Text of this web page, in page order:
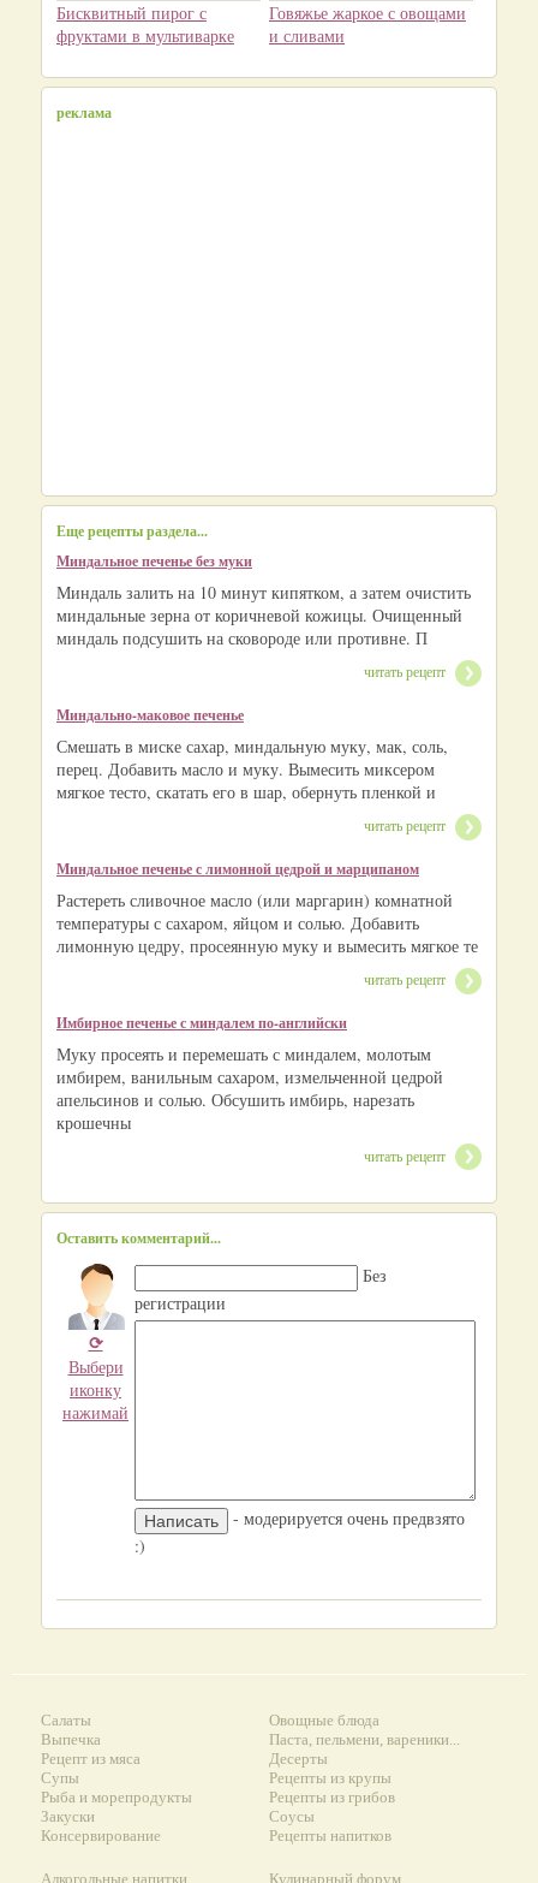
Бисквитный пирог с
фруктами в мультиварке
Говяжье жаркое с овощами
и сливами
реклама
Еще рецепты раздела...
Миндальное печенье без муки
Миндаль залить на 10 минут кипятком, а затем очистить
миндальные зерна от коричневой кожицы. Очищенный
миндаль подсушить на сковороде или противне. П
читать рецепт
Миндально-маковое печенье
Смешать в миске сахар, миндальную муку, мак, соль,
перец. Добавить масло и муку. Вымесить миксером
мягкое тесто, скатать его в шар, обернуть пленкой и
читать рецепт
Миндальное печенье с лимонной цедрой и марципаном
Растереть сливочное масло (или маргарин) комнатной
температуры с сахаром, яйцом и солью. Добавить
лимонную цедру, просеянную муку и вымесить мягкое те
читать рецепт
Имбирное печенье с миндалем по-английски
Муку просеять и перемешать с миндалем, молотым
имбирем, ванильным сахаром, измельченной цедрой
апельсинов и солью. Обсушить имбирь, нарезать
крошечны
читать рецепт
Оставить комментарий...
⟳
Выбери
иконку
нажимай
Без
регистрации
- модерируется очень предвзято
:)
Салаты
Выпечка
Рецепт из мяса
Супы
Рыба и морепродукты
Закуски
Консервирование
Овощные блюда
Паста, пельмени, вареники...
Десерты
Рецепты из крупы
Рецепты из грибов
Соусы
Рецепты напитков
Алкогольные напитки Кулинарный форум